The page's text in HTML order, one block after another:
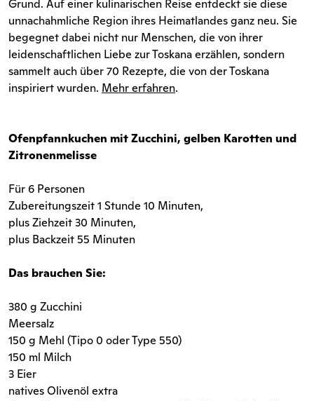
Grund. Auf einer kulinarischen Reise entdeckt sie diese
unnachahmliche Region ihres Heimatlandes ganz neu. Sie
begegnet dabei nicht nur Menschen, die von ihrer
leidenschaftlichen Liebe zur Toskana erzählen, sondern
sammelt auch über 70 Rezepte, die von der Toskana
inspiriert wurden. Mehr erfahren.
Ofenpfannkuchen mit Zucchini, gelben Karotten und
Zitronenmelisse
Für 6 Personen
Zubereitungszeit 1 Stunde 10 Minuten,
plus Ziehzeit 30 Minuten,
plus Backzeit 55 Minuten
Das brauchen Sie:
380 g Zucchini
Meersalz
150 g Mehl (Tipo 0 oder Type 550)
150 ml Milch
3 Eier
natives Olivenöl extra